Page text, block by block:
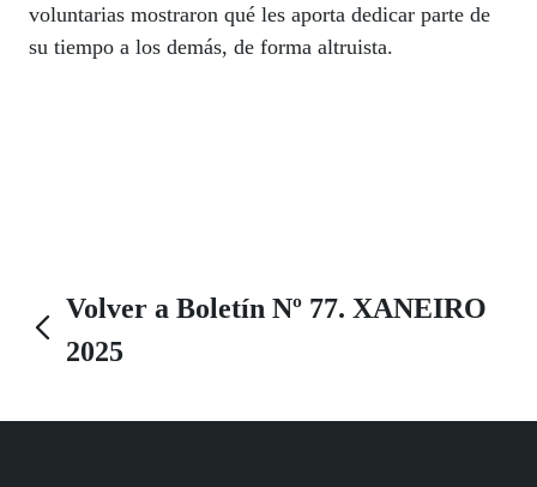
voluntarias mostraron qué les aporta dedicar parte de
su tiempo a los demás, de forma altruista.
Volver a Boletín Nº 77. XANEIRO
2025